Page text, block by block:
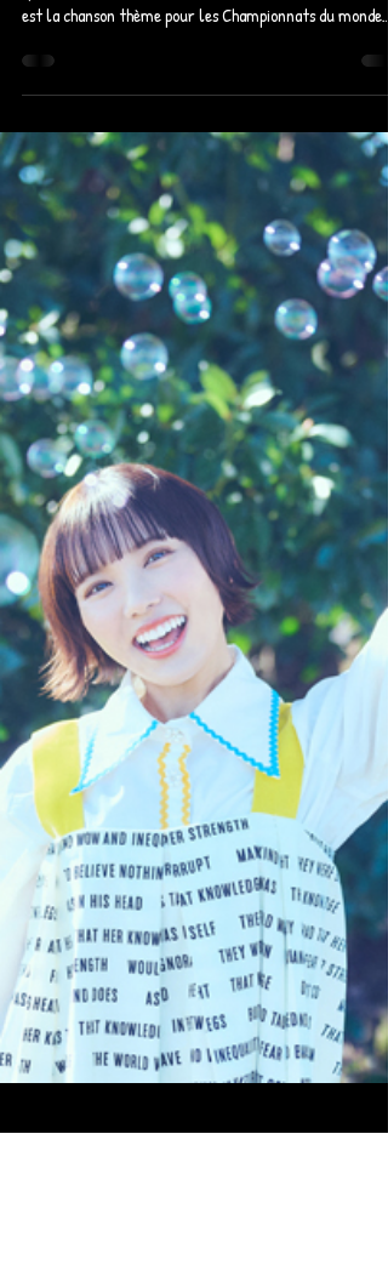
Hoshino Gen : sortie de son
nouveau single "Seimei tai"
"Seimei tai", chanson thème pour deux grands
est la chanson thème pour les Championnats du monde
d'athlétisme de Budapest et les Jeux asiatiques de
Hangzhou (Chine), le plus grand festival sportif d'Asie.
Son clip vient d'être dévoilé et publié. MV dévoilé pour la
nouvelle chanson d'Hoshino Gen ! Le clip vidéo se compose
d'un grand nombre de séquences s'enchaînant de manière
agressive et avec beaucoup de